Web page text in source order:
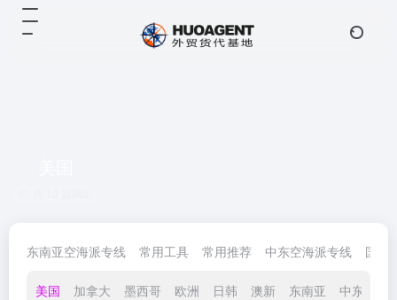
东南亚空海派专线 常用工具 常用推荐 中东空海派专线 国际
美国 加拿大 墨西哥 欧洲 日韩 澳新 东南亚 中东